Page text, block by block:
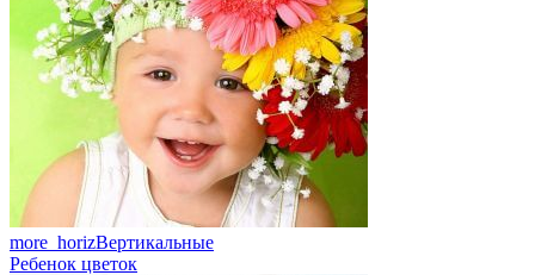
more_horizВертикальные
Ребенок цветок